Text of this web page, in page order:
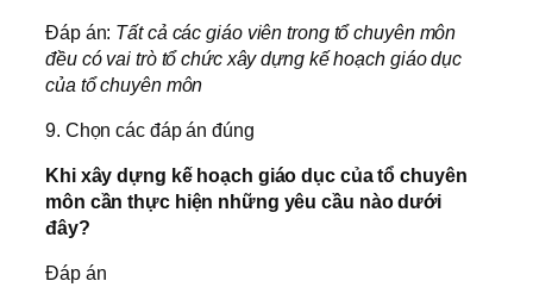
Đáp án: Tất cả các giáo viên trong tổ chuyên môn
đều có vai trò tổ chức xây dựng kế hoạch giáo dục
của tổ chuyên môn
9. Chọn các đáp án đúng
Khi xây dựng kế hoạch giáo dục của tổ chuyên
môn cần thực hiện những yêu cầu nào dưới
đây?
Đáp án